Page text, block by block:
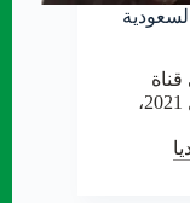
الجزيرة، اليوم الإثنين 4 يناير / كانون أول 2021،